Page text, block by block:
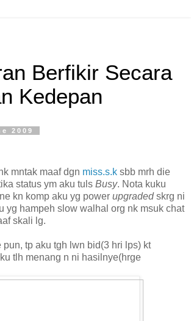
Berfikir Secara
Kedepan
2009
mntak maaf dgn miss.s.k sbb mrh die
status ym aku tuls Busy. Nota kuku
kn komp aku yg power upgradedskrg ni
yg hampeh slow walhal org nk msuk chat
skali lg.
tp aku tgh lwn bid(3 hri lps) kt
tlh menang n ni hasilnye(hrge